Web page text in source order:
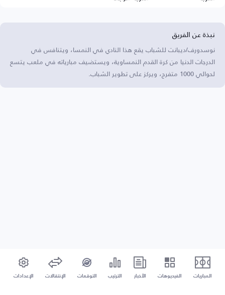
نبذة عن الفريق
نوسدورف/ديبانت للشباب يقع هذا النادي في النمسا، ويتنافس في
الدرجات الدنيا من كرة القدم النمساوية، ويستضيف مبارياته في ملعب يتسع
لحوالي 1000 متفرج، ويركز على تطوير الشباب.
المباريات الفيديوهات الأخبار الترتيب التوقعات الإنتقالات الإعدادات